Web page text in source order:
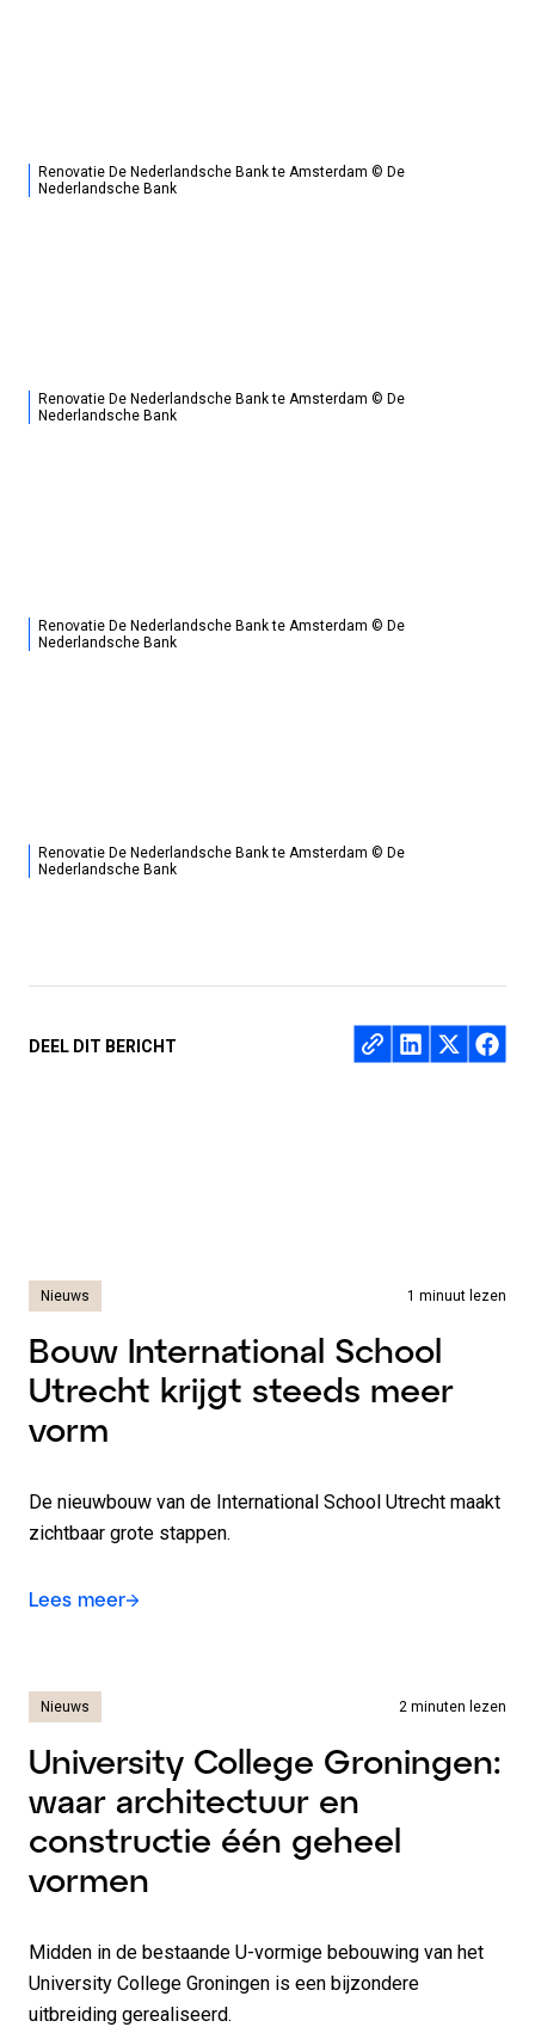
Renovatie De Nederlandsche Bank te Amsterdam © De
Nederlandsche Bank
Renovatie De Nederlandsche Bank te Amsterdam © De
Nederlandsche Bank
Renovatie De Nederlandsche Bank te Amsterdam © De
Nederlandsche Bank
Renovatie De Nederlandsche Bank te Amsterdam © De
Nederlandsche Bank
DEEL DIT BERICHT Deel
Nieuws 1 minuut lezen
Bouw International School
Utrecht krijgt steeds meer
vorm
De nieuwbouw van de International School Utrecht maakt
zichtbaar grote stappen.
Lees meer
Nieuws 2 minuten lezen
University College Groningen:
waar architectuur en
constructie één geheel
vormen
Midden in de bestaande U-vormige bebouwing van het
University College Groningen is een bijzondere
uitbreiding gerealiseerd.